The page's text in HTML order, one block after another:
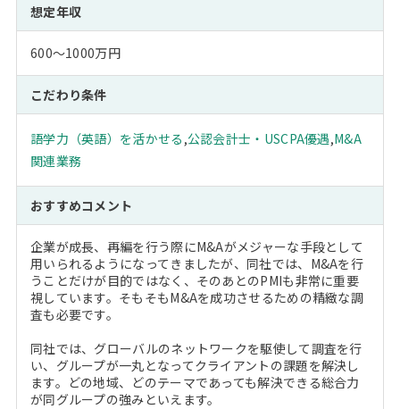
想定年収
600～1000万円
こだわり条件
語学力（英語）を活かせる ,公認会計士・USCPA優遇,M&A
関連業務
おすすめコメント
企業が成長、再編を行う際にM&Aがメジャーな手段として
用いられるようになってきましたが、同社では、M&Aを行
うことだけが目的ではなく、そのあとのPMIも非常に重要
視しています。そもそもM&Aを成功させるための精緻な調
査も必要です。
同社では、グローバルのネットワークを駆使して調査を行
い、グループが一丸となってクライアントの課題を解決し
ます。どの地域、どのテーマであっても解決できる総合力
が同グループの強みといえます。